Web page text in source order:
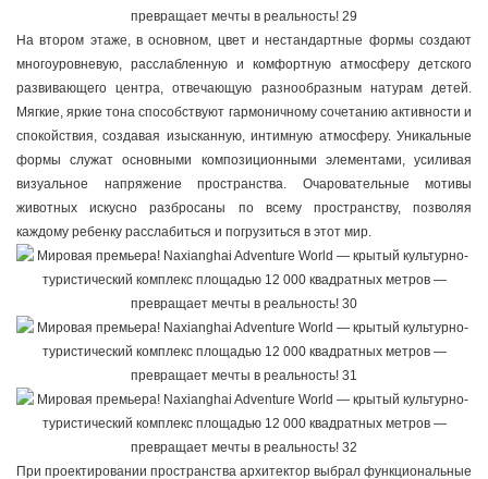
На втором этаже, в основном, цвет и нестандартные формы создают
многоуровневую, расслабленную и комфортную атмосферу детского
развивающего центра, отвечающую разнообразным натурам детей.
Мягкие, яркие тона способствуют гармоничному сочетанию активности и
спокойствия, создавая изысканную, интимную атмосферу. Уникальные
формы служат основными композиционными элементами, усиливая
визуальное напряжение пространства. Очаровательные мотивы
животных искусно разбросаны по всему пространству, позволяя
каждому ребенку расслабиться и погрузиться в этот мир.
При проектировании пространства архитектор выбрал функциональные